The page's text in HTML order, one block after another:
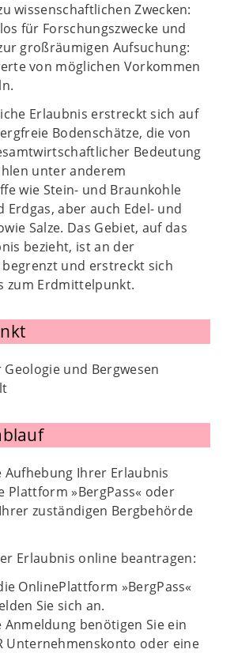
wissenschaftlichen Zwecken:
für Forschungszwecke und
großräumigen Aufsuchung:
von möglichen Vorkommen
Erlaubnis erstreckt sich auf
Bodenschätze, die von
Bedeutung
unter anderem
wie Stein- und Braunkohle
Erdgas, aber auch Edel- und
Salze. Das Gebiet, auf das
bezieht, ist an der
und erstreckt sich
zum Erdmittelpunkt.
und Bergwesen
Aufhebung Ihrer Erlaubnis
Plattform »BergPass« oder
zuständigen Bergbehörde
Erlaubnis online beantragen:
OnlinePlattform »BergPass«
Sie sich an.
Anmeldung benötigen Sie ein
Unternehmenskonto oder eine